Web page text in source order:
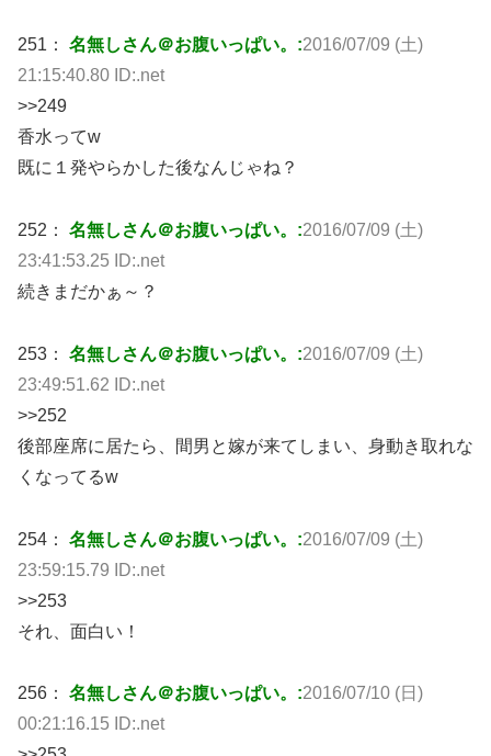
251： 名無しさん＠お腹いっぱい。:2016/07/09 (土)
21:15:40.80 ID:.net
>>249
香水ってw
既に１発やらかした後なんじゃね？
252： 名無しさん＠お腹いっぱい。:2016/07/09 (土)
23:41:53.25 ID:.net
続きまだかぁ～？
253： 名無しさん＠お腹いっぱい。:2016/07/09 (土)
23:49:51.62 ID:.net
>>252
後部座席に居たら、間男と嫁が来てしまい、身動き取れな
くなってるw
254： 名無しさん＠お腹いっぱい。:2016/07/09 (土)
23:59:15.79 ID:.net
>>253
それ、面白い！
256： 名無しさん＠お腹いっぱい。:2016/07/10 (日)
00:21:16.15 ID:.net